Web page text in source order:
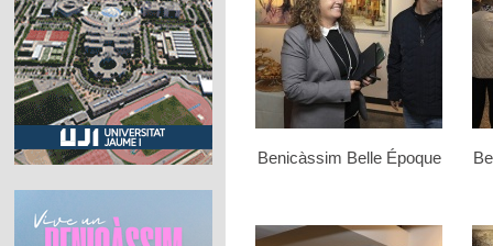
Benicàssim Belle Époque